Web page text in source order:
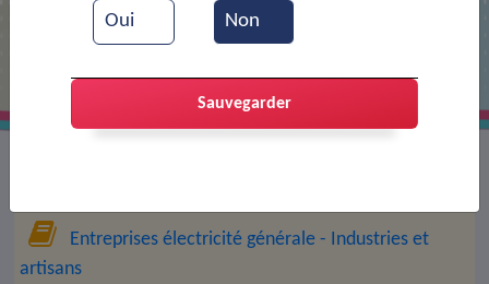
Edrelec
Entreprises électricité générale - Industries et
artisans
Oui Non
Sauvegarder